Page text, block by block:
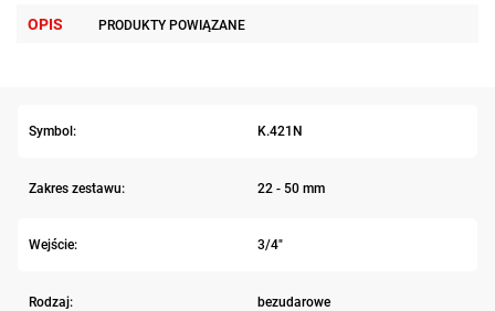
OPIS PRODUKTY POWIĄZANE
Symbol: K.421N
Zakres zestawu: 22 - 50 mm
Wejście: 3/4"
Rodzaj: bezudarowe